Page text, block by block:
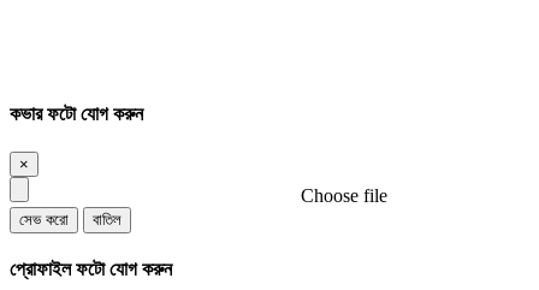
কভার ফটো যোগ করুন
×
Choose file
সেভ করো বাতিল
প্রোফাইল ফটো যোগ করুন